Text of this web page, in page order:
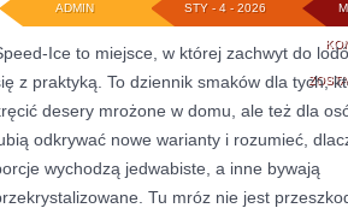
STY - 4 - 2026
ADMIN
Ice to miejsce, w której zachwyt do
z praktyką. To dziennik smaków dla tych,
desery mrożone w domu, ale też dla
odkrywać nowe warianty i rozumieć,
wychodzą jedwabiste, a inne bywają
Tu mróz nie jest